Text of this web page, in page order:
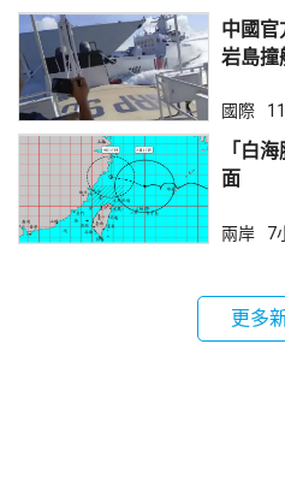
中國官
國際
「白
面
兩岸 7
更多